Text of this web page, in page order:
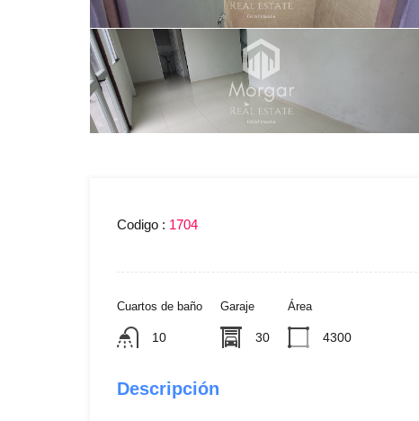
Codigo : 1704
Cuartos de baño
10
Garaje
30
Área
4300
Descripción